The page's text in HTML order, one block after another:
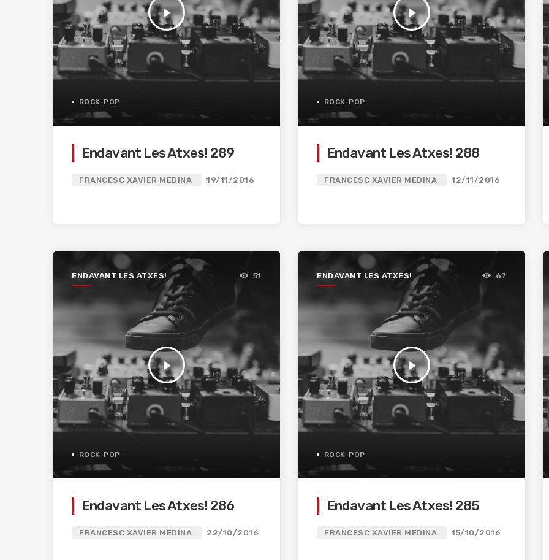
play_arrow
ROCK-POP
Endavant Les Atxes! 289
FRANCESC XAVIER MEDINA 19/11/2016
play_arrow
ROCK-POP
Endavant Les Atxes! 288
FRANCESC XAVIER MEDINA 12/11/2016
ENDAVANT LES ATXES!
play_arrow
51
ROCK-POP
Endavant Les Atxes! 286
FRANCESC XAVIER MEDINA 22/10/2016
ENDAVANT LES ATXES!
play_arrow
67
ROCK-POP
Endavant Les Atxes! 285
FRANCESC XAVIER MEDINA 15/10/2016